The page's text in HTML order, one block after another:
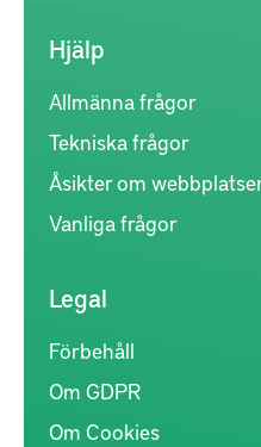
Hjälp
Allmänna frågor
Tekniska frågor
Åsikter om
Vanliga frågor
Legal
Förbehåll
Om GDPR
Om Cookies